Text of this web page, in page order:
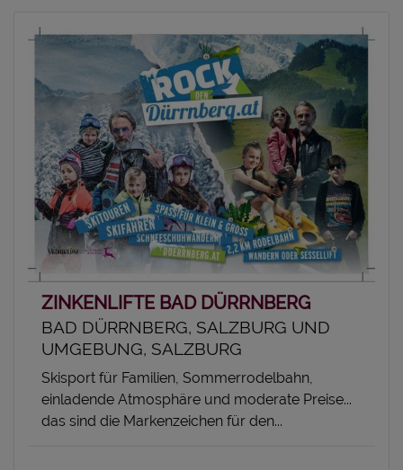
ZINKENLIFTE BAD DÜRRNBERG
BAD DÜRRNBERG, SALZBURG UND
UMGEBUNG, SALZBURG
Skisport für Familien, Sommerrodelbahn,
einladende Atmosphäre und moderate Preise...
das sind die Markenzeichen für den...